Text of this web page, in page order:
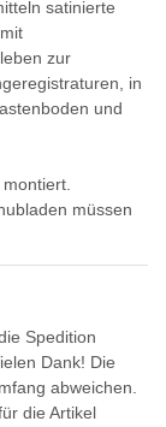
satinierte
zur
in
und
müssen
Spedition
Dank! Die
abweichen.
die Artikel